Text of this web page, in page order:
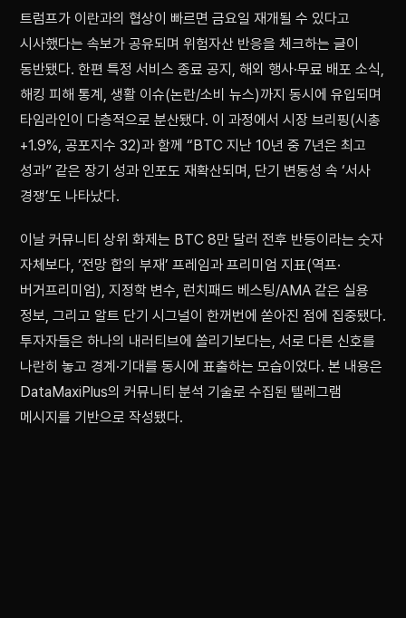
트럼프가 이란과의 협상이 빠르면 금요일 재개될 수 있다고
시사했다는 속보가 공유되며 위험자산 반응을 체크하는 글이
동반됐다. 한편 특정 서비스 종료 공지, 해외 행사·무료 배포 소식,
해킹 피해 통계, 생활 이슈(논란/소비 뉴스)까지 동시에 유입되며
타임라인이 다층적으로 분산됐다. 이 과정에서 시장 브리핑(시총
+1.9%, 공포지수 32)과 함께 “BTC 지난 10년 중 7년은 최고
성과” 같은 장기 성과 인포도 재확산되며, 단기 변동성 속 ‘서사
경쟁’도 나타났다.
이날 커뮤니티 상위 화제는 BTC 8만 달러 전후 반등이라는 숫자
자체보다, ‘전망 합의 부재’ 프레임과 프리미엄 지표(역프·
버거프리미엄), 지정학 변수, 런치패드 베스팅/AMA 같은 실용
정보, 그리고 알트 단기 시그널이 한꺼번에 쏟아진 점에 집중됐다.
투자자들은 하나의 내러티브에 쏠리기보다는, 서로 다른 신호를
나란히 놓고 경계·기대를 동시에 표출하는 모습이었다. 본 내용은
DataMaxiPlus의 커뮤니티 분석 기술로 수집된 텔레그램
메시지를 기반으로 작성됐다.